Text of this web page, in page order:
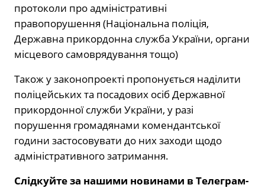
протоколи про адміністративні
правопорушення (Національна поліція,
Державна прикордонна служба України, органи
місцевого самоврядування тощо)
Також у законопроекті пропонується наділити
поліцейських та посадових осіб Державної
прикордонної служби України, у разі
порушення громадянами комендантської
години застосовувати до них заходи щодо
адміністративного затримання.
Слідкуйте за нашими новинами в Телеграм-